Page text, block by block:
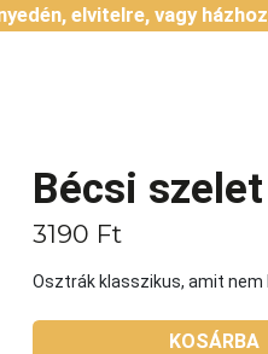
elvitelre, vagy
Bécsi
3190 Ft
Osztrák klasszikus, amit nem
KOSÁRBA